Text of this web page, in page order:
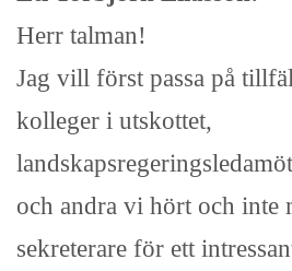
Herr talman!
Jag vill först passa på
kolleger i utskottet,
och andra vi hört och inte
sekreterare för ett